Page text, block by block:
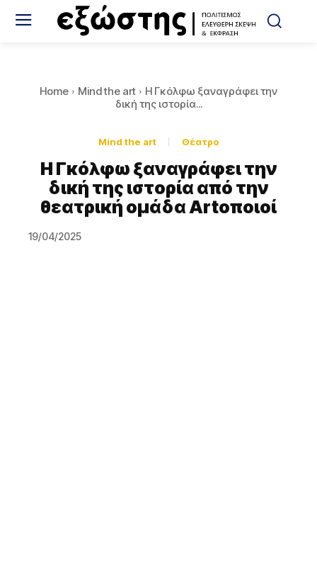
Home Mind the art
Η Γκόλφω ξαναγράφει την
δική της ιστορία...
Mind the art Θέατρο
Η Γκόλφω ξαναγράφει την
δική της ιστορία από την
θεατρική ομάδα Artοποιοί
19/04/2025